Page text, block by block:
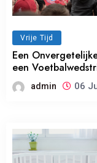
Vrije Tijd
Een
een
admin 06